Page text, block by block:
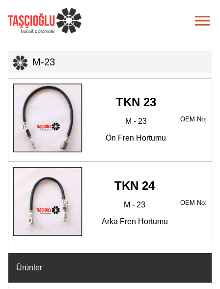

Ürünler
M-23
TKN 23
M - 23
Ön Fren Hortumu
OEM No:
TKN 24
M - 23
Arka Fren Hortumu
OEM No: